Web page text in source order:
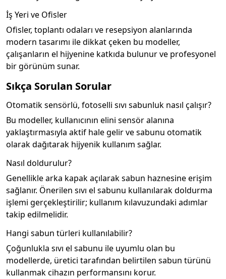
İş Yeri ve Ofisler
Ofisler, toplantı odaları ve resepsiyon alanlarında
modern tasarımı ile dikkat çeken bu modeller,
çalışanların el hijyenine katkıda bulunur ve profesyonel
bir görünüm sunar.
Sıkça Sorulan Sorular
Otomatik sensörlü, fotoselli sıvı sabunluk nasıl çalışır?
Bu modeller, kullanıcının elini sensör alanına
yaklaştırmasıyla aktif hale gelir ve sabunu otomatik
olarak dağıtarak hijyenik kullanım sağlar.
Nasıl doldurulur?
Genellikle arka kapak açılarak sabun haznesine erişim
sağlanır. Önerilen sıvı el sabunu kullanılarak doldurma
işlemi gerçekleştirilir; kullanım kılavuzundaki adımlar
takip edilmelidir.
Hangi sabun türleri kullanılabilir?
Çoğunlukla sıvı el sabunu ile uyumlu olan bu
modellerde, üretici tarafından belirtilen sabun türünü
kullanmak cihazın performansını korur.